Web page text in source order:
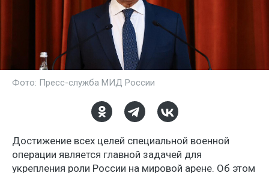
Фото: Пресс-служба МИД России
Достижение всех целей специальной военной
операции является главной задачей для
укрепления роли России на мировой арене. Об этом